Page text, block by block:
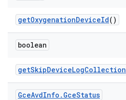
getOxygenationDeviceId()
boolean
getSkipDeviceLogCollection
GceAvdInfo . GceStatus